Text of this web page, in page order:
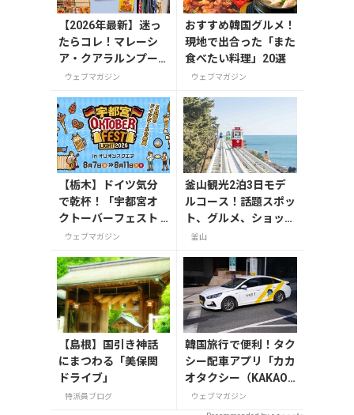
【2026年最新】迷っ
たらコレ！マレーシ
ア・クアラルンプー
ルで絶対買いたいお
ウェブマガジン
おすすめ韓国グルメ！
現地で出合った「また
食べたい料理」20選
ウェブマガジン
【栃木】ドイツ気分
で乾杯！「宇都宮オ
クトーバーフェスト L
ight 2026」が8月7日
ウェブマガジン
釜山観光2泊3日モデ
ルコース！話題スポッ
ト、グルメ、ショッピ
ングを満喫
釜山
【島根】国引き神話
にまつわる「美保関
ドライブ」
特派員ブログ
韓国旅行で便利！タク
シー配車アプリ「カカ
オタクシー（KAKAO
T）」の登録・利用方
ウェブマガジン